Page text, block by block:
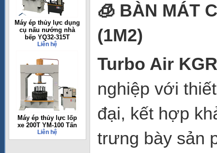
Máy ép thủy lực dụng
cụ nấu nướng nhà
bếp YQ32-315T
Liên hệ
Máy ép thủy lực lốp
xe 200T YM-100 Tấn
Liên hệ
🧊 BÀN MÁT
(1M2)
Turbo Air
nghiệp với
đại, kết hợp
trưng bày sản